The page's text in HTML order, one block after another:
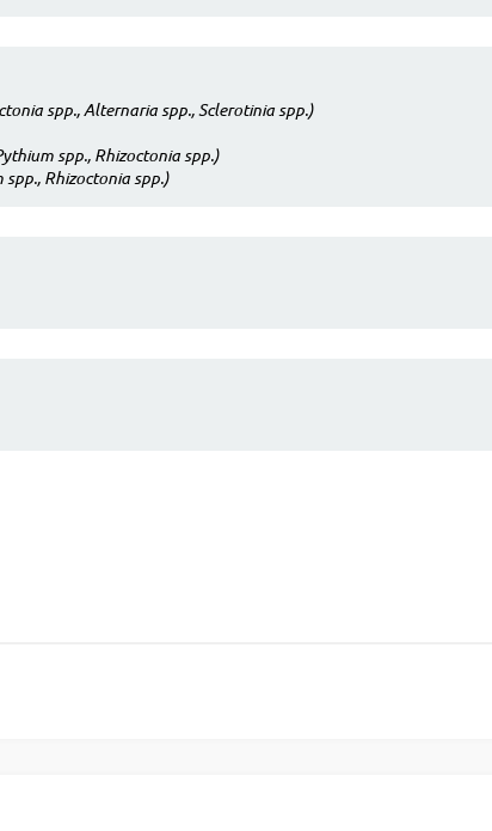
spp., Alternaria spp., Sclerotinia spp.)
spp., Rhizoctonia spp.)
Rhizoctonia spp.)